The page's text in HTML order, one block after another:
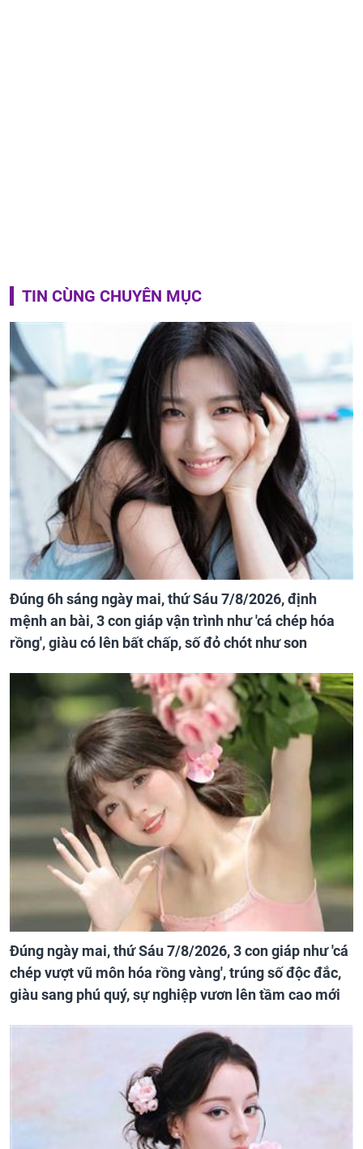
TIN CÙNG CHUYÊN MỤC
Đúng 6h sáng ngày mai, thứ Sáu 7/8/2026, định
mệnh an bài, 3 con giáp vận trình như 'cá chép hóa
rồng', giàu có lên bất chấp, số đỏ chót như son
Đúng ngày mai, thứ Sáu 7/8/2026, 3 con giáp như 'cá
chép vượt vũ môn hóa rồng vàng', trúng số độc đắc,
giàu sang phú quý, sự nghiệp vươn lên tầm cao mới